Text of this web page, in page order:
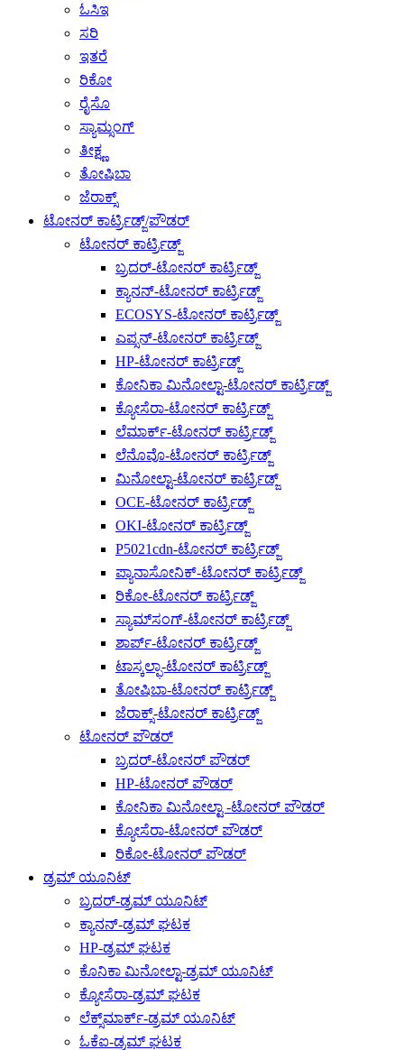
ಓಸಿಇ
ಸರಿ
ಇತರೆ
ರಿಕೋ
ರೈಸೊ
ಸ್ಯಾಮ್ಸಂಗ್
ತೀಕ್ಷ್ಣ
ತೋಷಿಬಾ
ಜೆರಾಕ್ಸ್
ಟೋನರ್ ಕಾರ್ಟ್ರಿಡ್ಜ್/ಪೌಡರ್
ಟೋನರ್ ಕಾರ್ಟ್ರಿಡ್ಜ್
ಬ್ರದರ್-ಟೋನರ್ ಕಾರ್ಟ್ರಿಡ್ಜ್
ಕ್ಯಾನನ್-ಟೋನರ್ ಕಾರ್ಟ್ರಿಡ್ಜ್
ECOSYS-ಟೋನರ್ ಕಾರ್ಟ್ರಿಡ್ಜ್
ಎಪ್ಸನ್-ಟೋನರ್ ಕಾರ್ಟ್ರಿಡ್ಜ್
HP-ಟೋನರ್ ಕಾರ್ಟ್ರಿಡ್ಜ್
ಕೋನಿಕಾ ಮಿನೋಲ್ಟಾ-ಟೋನರ್ ಕಾರ್ಟ್ರಿಡ್ಜ್
ಕ್ಯೋಸೆರಾ-ಟೋನರ್ ಕಾರ್ಟ್ರಿಡ್ಜ್
ಲೆಮಾರ್ಕ್-ಟೋನರ್ ಕಾರ್ಟ್ರಿಡ್ಜ್
ಲೆನೊವೊ-ಟೋನರ್ ಕಾರ್ಟ್ರಿಡ್ಜ್
ಮಿನೋಲ್ಟಾ-ಟೋನರ್ ಕಾರ್ಟ್ರಿಡ್ಜ್
OCE-ಟೋನರ್ ಕಾರ್ಟ್ರಿಡ್ಜ್
OKI-ಟೋನರ್ ಕಾರ್ಟ್ರಿಡ್ಜ್
P5021cdn-ಟೋನರ್ ಕಾರ್ಟ್ರಿಡ್ಜ್
ಪ್ಯಾನಾಸೋನಿಕ್-ಟೋನರ್ ಕಾರ್ಟ್ರಿಡ್ಜ್
ರಿಕೋ-ಟೋನರ್ ಕಾರ್ಟ್ರಿಡ್ಜ್
ಸ್ಯಾಮ್‌ಸಂಗ್-ಟೋನರ್ ಕಾರ್ಟ್ರಿಡ್ಜ್
ಶಾರ್ಪ್-ಟೋನರ್ ಕಾರ್ಟ್ರಿಡ್ಜ್
ಟಾಸ್ಕಲ್ಫಾ-ಟೋನರ್ ಕಾರ್ಟ್ರಿಡ್ಜ್
ತೋಷಿಬಾ-ಟೋನರ್ ಕಾರ್ಟ್ರಿಡ್ಜ್
ಜೆರಾಕ್ಸ್-ಟೋನರ್ ಕಾರ್ಟ್ರಿಡ್ಜ್
ಟೋನರ್ ಪೌಡರ್
ಬ್ರದರ್-ಟೋನರ್ ಪೌಡರ್
HP-ಟೋನರ್ ಪೌಡರ್
ಕೋನಿಕಾ ಮಿನೋಲ್ಟಾ -ಟೋನರ್ ಪೌಡರ್
ಕ್ಯೋಸೆರಾ-ಟೋನರ್ ಪೌಡರ್
ರಿಕೋ-ಟೋನರ್ ಪೌಡರ್
ಡ್ರಮ್ ಯೂನಿಟ್
ಬ್ರದರ್-ಡ್ರಮ್ ಯೂನಿಟ್
ಕ್ಯಾನನ್-ಡ್ರಮ್ ಘಟಕ
HP-ಡ್ರಮ್ ಘಟಕ
ಕೊನಿಕಾ ಮಿನೋಲ್ಟಾ-ಡ್ರಮ್ ಯೂನಿಟ್
ಕ್ಯೋಸೆರಾ-ಡ್ರಮ್ ಘಟಕ
ಲೆಕ್ಸ್‌ಮಾರ್ಕ್-ಡ್ರಮ್ ಯೂನಿಟ್
ಓಕೆಐ-ಡ್ರಮ್ ಘಟಕ